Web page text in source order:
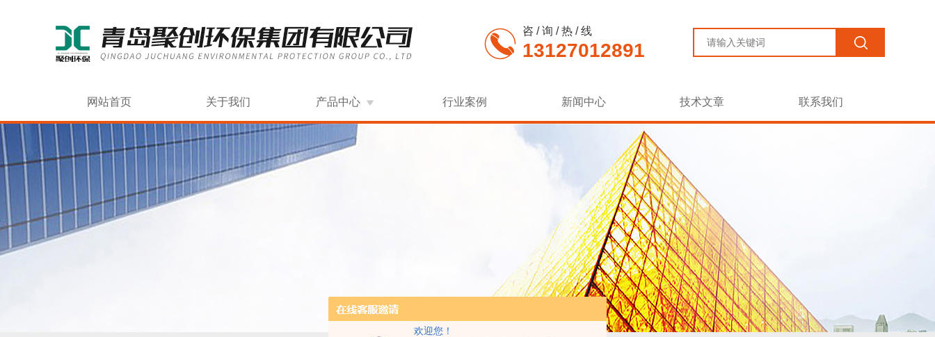
欢迎您！
咨 / 询 / 热 / 线
13127012891
网站首页 关于我们 产品中心 行业案例 新闻中心 技术文章 联系我们